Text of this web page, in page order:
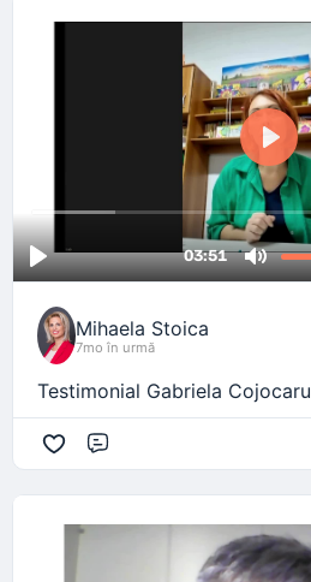
Mihaela Stoica
7mo în urmă
Testimonial Gabriela Cojocaru